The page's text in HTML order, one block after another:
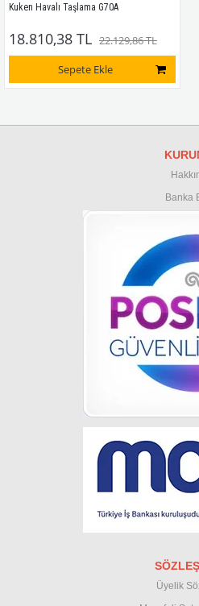
Kuken Havalı Taşlama G70A
18.810,38 TL 22.129,86 TL
Sepete Ekle
Banka
Üyelik